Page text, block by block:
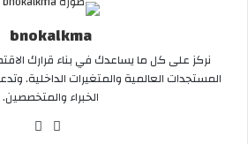
bnokalkma
نركز على كل ما يساعدك في بناء قرارك
المستجدات العالمية والمتغيرات الداخلية.
الخبراء والمتخصصين.
ف